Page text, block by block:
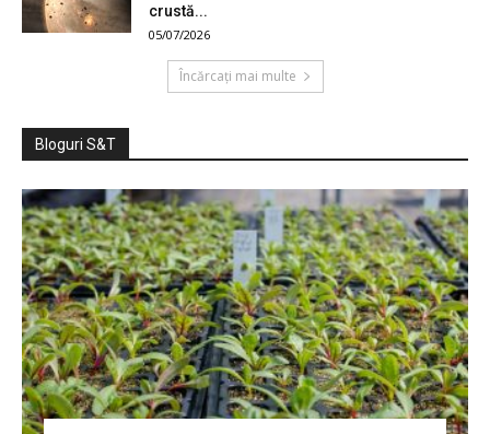
crustă...
05/07/2026
Încărcați mai multe
Bloguri S&T